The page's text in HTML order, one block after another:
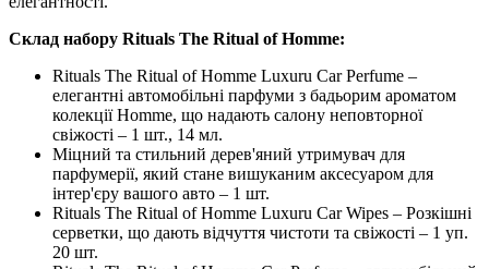
Склад набору Rituals The Ritual of Homme:
Rituals The Ritual of Homme Luxuru Car Perfume –
елегантні автомобільні парфуми з бадьорим ароматом
колекції Homme, що надають салону неповторної
свіжості – 1 шт., 14 мл.
Міцний та стильний дерев'яний утримувач для
парфумерії, який стане вишуканим аксесуаром для
інтер'єру вашого авто – 1 шт.
Rituals The Ritual of Homme Luxuru Car Wipes – Розкішні
серветки, що дають відчуття чистоти та свіжості – 1 уп.
20 шт.